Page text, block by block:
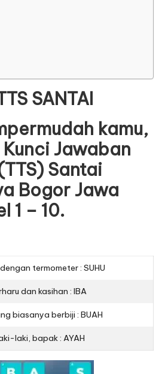
SANTAI
kamu,
Jawaban
Santai
Bogor Jawa
1 – 10.
termometer : SUHU
dan kasihan : IBA
biasanya berbiji : BUAH
laki, bapak : AYAH